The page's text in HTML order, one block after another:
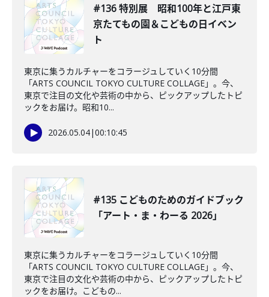
#136 特別展 昭和100年と江戸東
京たてもの園＆こどもの日イベン
ト
東京に集うカルチャーをコラージュしていく10分間
「ARTS COUNCIL TOKYO CULTURE COLLAGE」。今、
東京で注目の文化や芸術の中から、ピックアップしたトピ
ックをお届け。昭和10...
2026.05.04|00:10:45
#135 こどものためのガイドブック
「アート・ま・わーる 2026」
東京に集うカルチャーをコラージュしていく10分間
「ARTS COUNCIL TOKYO CULTURE COLLAGE」。今、
東京で注目の文化や芸術の中から、ピックアップしたトピ
ックをお届け。こどもの...